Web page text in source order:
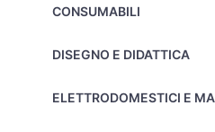
CONSUMABILI
DISEGNO E DIDATTICA
ELETTRODOMESTICI E